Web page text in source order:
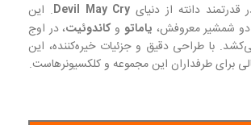
قدرتمند دانته از دنیای Devil May Cry. این
دو شمشیر معروفش، یاماتو و کاندوئیت، در اوج
با طراحی دقیق و جزئیات خیره‌کننده، این
برای طرفداران این مجموعه و کلکسیونرهاست.